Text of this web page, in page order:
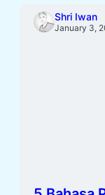
Shri Iwan
January 3,